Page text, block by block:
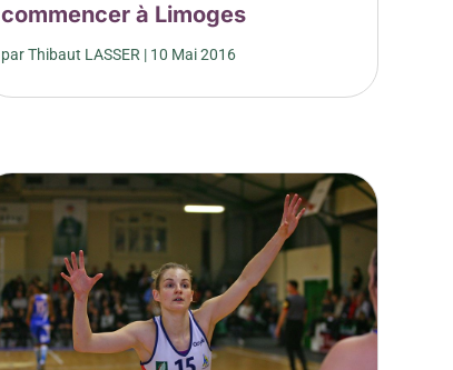
commencer à Limoges
parThibaut LASSER | 10 Mai 2016